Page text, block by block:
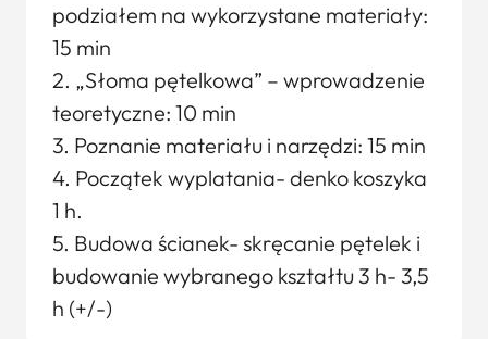
podziałem na wykorzystane materiały:
15 min
2. „Słoma pętelkowa” – wprowadzenie
teoretyczne: 10 min
3. Poznanie materiału i narzędzi: 15 min
4. Początek wyplatania- denko koszyka
1 h.
5. Budowa ścianek- skręcanie pętelek i
budowanie wybranego kształtu 3 h- 3,5
h (+/-)